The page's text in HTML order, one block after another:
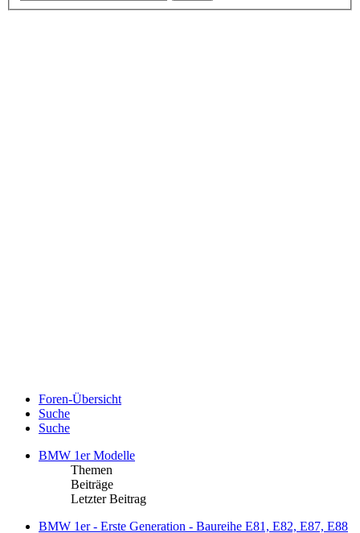
Foren-Übersicht
Suche
Suche
BMW 1er Modelle
Themen
Beiträge
Letzter Beitrag
BMW 1er - Erste Generation - Baureihe E81, E82, E87, E88